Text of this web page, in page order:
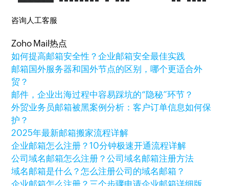
咨询人工客服
Zoho Mail热点
如何提高邮箱安全性？企业邮箱安全最佳实践
邮箱国外服务器和国外节点的区别，哪个更适合外
贸？
邮件，企业出海过程中容易踩坑的“隐秘”环节？
外贸业务员邮箱被黑案例分析：客户订单信息如何保
护？
2025年最新邮箱搬家流程详解
企业邮箱怎么注册？10分钟极速开通流程详解
公司域名邮箱怎么注册？公司域名邮箱注册方法
域名邮箱是什么？怎么注册公司的域名邮箱？
企业邮箱怎么注册？三个步骤申请企业邮箱详细版